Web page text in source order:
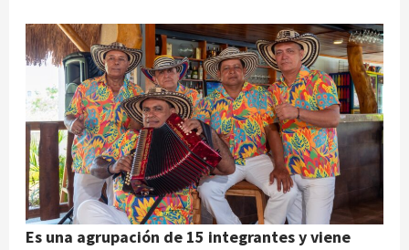
Es una agrupación de 15 integrantes y viene